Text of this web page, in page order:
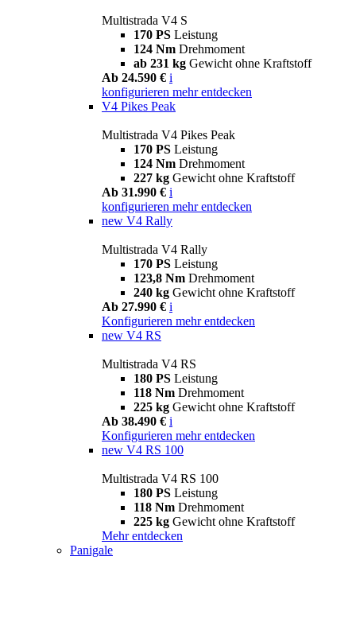
Multistrada V4 S
170 PS Leistung
124 Nm Drehmoment
ab 231 kg Gewicht ohne Kraftstoff
Ab 24.590 € i
konfigurieren mehr entdecken
V4 Pikes Peak
Multistrada V4 Pikes Peak
170 PS Leistung
124 Nm Drehmoment
227 kg Gewicht ohne Kraftstoff
Ab 31.990 € i
konfigurieren mehr entdecken
new V4 Rally
Multistrada V4 Rally
170 PS Leistung
123,8 Nm Drehmoment
240 kg Gewicht ohne Kraftstoff
Ab 27.990 € i
Konfigurieren mehr entdecken
new V4 RS
Multistrada V4 RS
180 PS Leistung
118 Nm Drehmoment
225 kg Gewicht ohne Kraftstoff
Ab 38.490 € i
Konfigurieren mehr entdecken
new V4 RS 100
Multistrada V4 RS 100
180 PS Leistung
118 Nm Drehmoment
225 kg Gewicht ohne Kraftstoff
Mehr entdecken
Panigale